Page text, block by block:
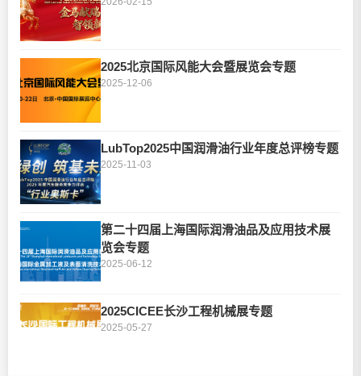
2025北京国际风能大会暨展览会专题
2025-12-06
LubTop2025中国润滑油行业年度总评榜专题
2025-11-03
第二十四届上海国际润滑油品及应用技术展
览会专题
2025-06-12
2025CICEE长沙工程机械展专题
2025-05-27